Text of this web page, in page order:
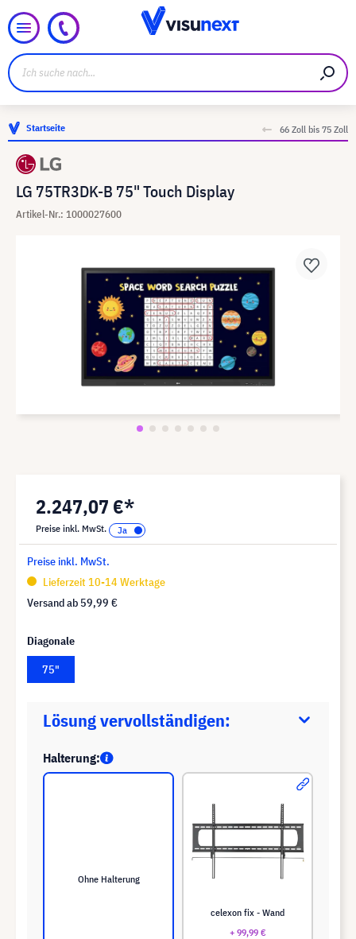
Startseite 66 Zoll bis 75 Zoll
LG 75TR3DK-B 75" Touch Display
Artikel-Nr.: 1000027600
2.247,07 €*
Preise inkl. MwSt.
Preise inkl. MwSt.
Lieferzeit 10-14 Werktage
Versand ab 59,99 €
Diagonale
75"
Lösung vervollständigen:
Halterung:
Ohne Halterung
celexon fix - Wand
+ 99,99 €